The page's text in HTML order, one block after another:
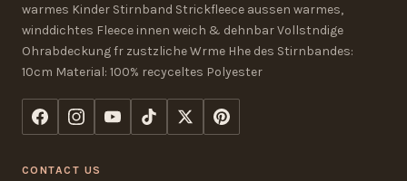
warmes Kinder Stirnband Strickfleece aussen warmes,
winddichtes Fleece innen weich & dehnbar Vollstndige
Ohrabdeckung fr zustzliche Wrme Hhe des Stirnbandes:
10cm Material: 100% recyceltes Polyester
CONTACT US